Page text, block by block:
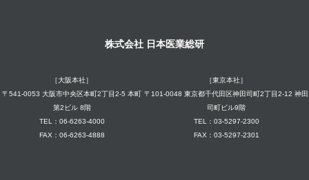
株式会社 日本医業総研
［大阪本社］
〒541-0053 大阪市中央区本町2丁目2-5 本町
第2ビル 8階
TEL：06-6263-4000
FAX：06-6263-4888
［東京本社］
〒101-0048 東京都千代田区神田司町2丁目2-12 神田
司町ビル9階
TEL：03-5297-2300
FAX：03-5297-2301